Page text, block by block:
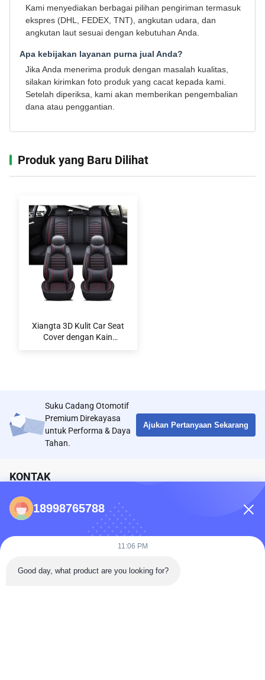
Kami menyediakan berbagai pilihan pengiriman termasuk
ekspres (DHL, FEDEX, TNT), angkutan udara, dan
angkutan laut sesuai dengan kebutuhan Anda.
Apa kebijakan layanan purna jual Anda?
Jika Anda menerima produk dengan masalah kualitas,
silakan kirimkan foto produk yang cacat kepada kami.
Setelah diperiksa, kami akan memberikan pengembalian
dana atau penggantian.
Produk yang Baru Dilihat‌
Xiangta 3D Kulit Car Seat
Cover dengan Kain
Suku Cadang Otomotif
Premium Direkayasa
untuk Performa & Daya
Tahan.
Ajukan Pertanyaan Sekarang
KONTAK
86-0731-198823123-11
Puooedr@maoyt.com
TAUTAN CEPAT
18998765788
11:06 PM
Good day, what product are you looking for?